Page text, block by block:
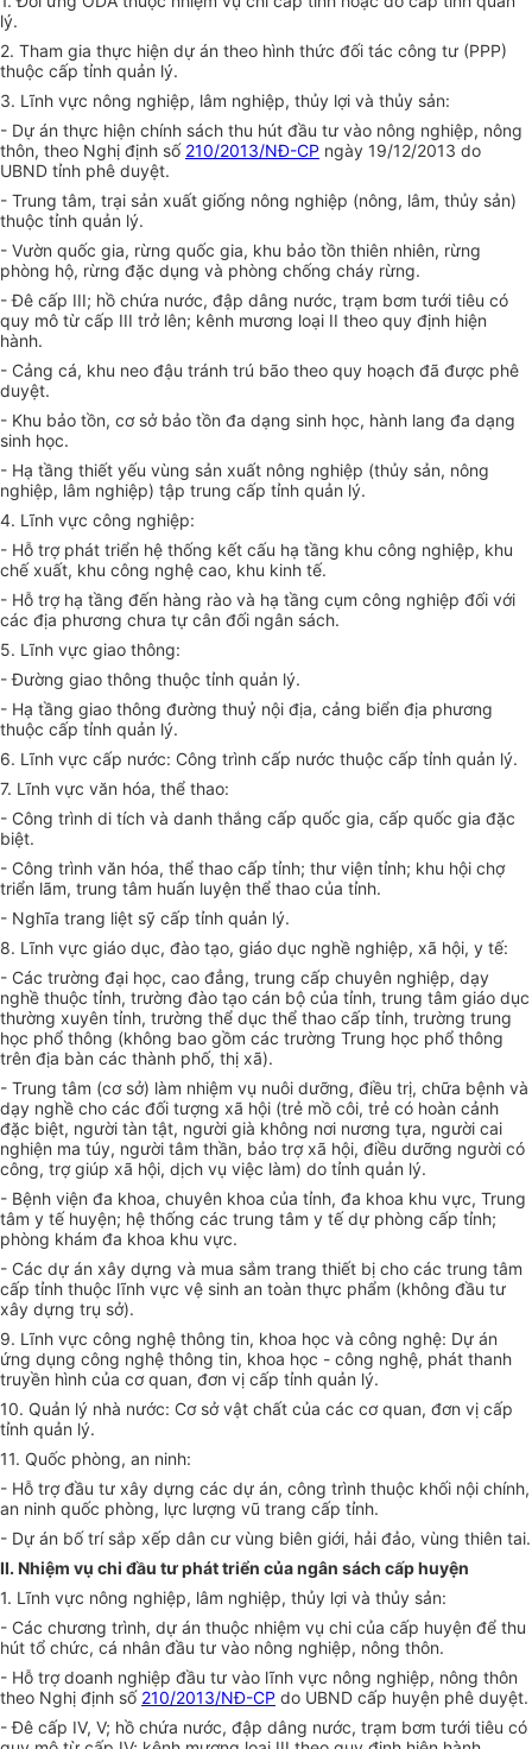
lý.
2. Tham gia thực hiện dự án theo hình thức đối tác công tư (PPP)
thuộc cấp tỉnh quản lý.
3. Lĩnh vực nông nghiệp, lâm nghiệp, thủy lợi và thủy sản:
- Dự án thực hiện chính sách thu hút đầu tư vào nông nghiệp, nông
thôn, theo Nghị định số 210/2013/NĐ-CP ngày 19/12/2013 do
UBND tỉnh phê duyệt.
- Trung tâm, trại sản xuất giống nông nghiệp (nông, lâm, thủy sản)
thuộc tỉnh quản lý.
- Vườn quốc gia, rừng quốc gia, khu bảo tồn thiên nhiên, rừng
phòng hộ, rừng đặc dụng và phòng chống cháy rừng.
- Đê cấp III; hồ chứa nước, đập dâng nước, trạm bơm tưới tiêu có
quy mô từ cấp III trở lên; kênh mương loại II theo quy định hiện
hành.
- Cảng cá, khu neo đậu tránh trú bão theo quy hoạch đã được phê
duyệt.
- Khu bảo tồn, cơ sở bảo tồn đa dạng sinh học, hành lang đa dạng
sinh học.
- Hạ tầng thiết yếu vùng sản xuất nông nghiệp (thủy sản, nông
nghiệp, lâm nghiệp) tập trung cấp tỉnh quản lý.
4. Lĩnh vực công nghiệp:
- Hỗ trợ phát triển hệ thống kết cấu hạ tầng khu công nghiệp, khu
chế xuất, khu công nghệ cao, khu kinh tế.
- Hỗ trợ hạ tầng đến hàng rào và hạ tầng cụm công nghiệp đối với
các địa phương chưa tự cân đối ngân sách.
5. Lĩnh vực giao thông:
- Đường giao thông thuộc tỉnh quản lý.
- Hạ tầng giao thông đường thuỷ nội địa, cảng biển địa phương
thuộc cấp tỉnh quản lý.
6. Lĩnh vực cấp nước: Công trình cấp nước thuộc cấp tỉnh quản lý.
7. Lĩnh vực văn hóa, thể thao:
- Công trình di tích và danh thắng cấp quốc gia, cấp quốc gia đặc
biệt.
- Công trình văn hóa, thể thao cấp tỉnh; thư viện tỉnh; khu hội chợ
triển lãm, trung tâm huấn luyện thể thao của tỉnh.
- Nghĩa trang liệt sỹ cấp tỉnh quản lý.
8. Lĩnh vực giáo dục, đào tạo, giáo dục nghề nghiệp, xã hội, y tế:
- Các trường đại học, cao đẳng, trung cấp chuyên nghiệp, dạy
nghề thuộc tỉnh, trường đào tạo cán bộ của tỉnh, trung tâm giáo dục
thường xuyên tỉnh, trường thể dục thể thao cấp tỉnh, trường trung
học phổ thông (không bao gồm các trường Trung học phổ thông
trên địa bàn các thành phố, thị xã).
- Trung tâm (cơ sở) làm nhiệm vụ nuôi dưỡng, điều trị, chữa bệnh và
dạy nghề cho các đối tượng xã hội (trẻ mồ côi, trẻ có hoàn cảnh
đặc biệt, người tàn tật, người già không nơi nương tựa, người cai
nghiện ma túy, người tâm thần, bảo trợ xã hội, điều dưỡng người có
công, trợ giúp xã hội, dịch vụ việc làm) do tỉnh quản lý.
- Bệnh viện đa khoa, chuyên khoa của tỉnh, đa khoa khu vực, Trung
tâm y tế huyện; hệ thống các trung tâm y tế dự phòng cấp tỉnh;
phòng khám đa khoa khu vực.
- Các dự án xây dựng và mua sắm trang thiết bị cho các trung tâm
cấp tỉnh thuộc lĩnh vực vệ sinh an toàn thực phẩm (không đầu tư
xây dựng trụ sở).
9. Lĩnh vực công nghệ thông tin, khoa học và công nghệ: Dự án
ứng dụng công nghệ thông tin, khoa học - công nghệ, phát thanh
truyền hình của cơ quan, đơn vị cấp tỉnh quản lý.
10. Quản lý nhà nước: Cơ sở vật chất của các cơ quan, đơn vị cấp
tỉnh quản lý.
11. Quốc phòng, an ninh:
- Hỗ trợ đầu tư xây dựng các dự án, công trình thuộc khối nội chính,
an ninh quốc phòng, lực lượng vũ trang cấp tỉnh.
- Dự án bố trí sắp xếp dân cư vùng biên giới, hải đảo, vùng thiên tai.
II. Nhiệm vụ chi đầu tưphát triển của ngân sách cấp huyện
1. Lĩnh vực nông nghiệp, lâm nghiệp, thủy lợi và thủy sản:
- Các chương trình, dự án thuộc nhiệm vụ chi của cấp huyện để thu
hút tổ chức, cá nhân đầu tư vào nông nghiệp, nông thôn.
- Hỗ trợ doanh nghiệp đầu tư vào lĩnh vực nông nghiệp, nông thôn
theo Nghị định số 210/2013/NĐ-CP do UBND cấp huyện phê duyệt.
- Đê cấp IV, V; hồ chứa nước, đập dâng nước, trạm bơm tưới tiêu có